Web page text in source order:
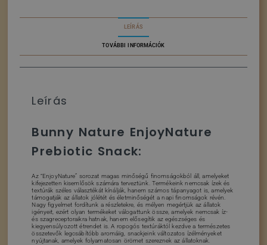
LEÍRÁS
TOVÁBBI INFORMÁCIÓK
Leírás
Bunny Nature EnjoyNature
Prebiotic Snack:
Az “EnjoyNature” sorozat magas minőségű finomságokból áll, amelyeket
kifejezetten kisemlősök számára terveztünk. Termékeink nemcsak ízek és
textúrák széles választékát kínálják, hanem számos tápanyagot is, amelyek
támogatják az állatok jólétét és életminőségét a napi finomságok révén.
Nagy figyelmet fordítunk a részletekre, és mélyen megértjük az állatok
igényeit, ezért olyan termékeket válogattunk össze, amelyek nemcsak íz-
és szagreceptoraikra hatnak, hanem elősegítik az egészséges és
kiegyensúlyozott étrendet is. A ropogós textúráktól kezdve a természetes
összetevők legcsábítóbb aromáiig, snackjeink változatos ízélményeket
nyújtanak, amelyek folyamatosan örömet szereznek az állatoknak.